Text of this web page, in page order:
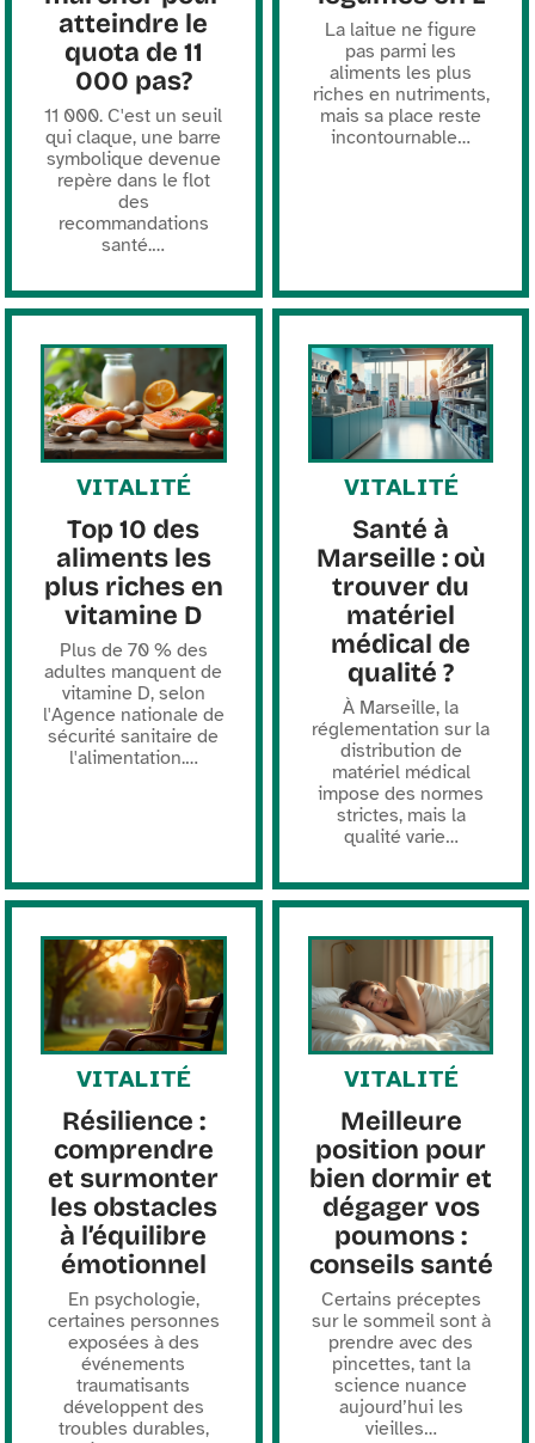
atteindre le
quota de 11
000 pas?
11 000. C'est un seuil
qui claque, une barre
symbolique devenue
repère dans le flot
des
recommandations
santé.…
La laitue ne figure
pas parmi les
aliments les plus
riches en nutriments,
mais sa place reste
incontournable…
VITALITÉ
Top 10 des
aliments les
plus riches en
vitamine D
Plus de 70 % des
adultes manquent de
vitamine D, selon
l'Agence nationale de
sécurité sanitaire de
l'alimentation.…
VITALITÉ
Santé à
Marseille : où
trouver du
matériel
médical de
qualité ?
À Marseille, la
réglementation sur la
distribution de
matériel médical
impose des normes
strictes, mais la
qualité varie…
VITALITÉ
Résilience :
comprendre
et surmonter
les obstacles
à l’équilibre
émotionnel
En psychologie,
certaines personnes
exposées à des
événements
traumatisants
développent des
troubles durables,
VITALITÉ
Meilleure
position pour
bien dormir et
dégager vos
poumons :
conseils santé
Certains préceptes
sur le sommeil sont à
prendre avec des
pincettes, tant la
science nuance
aujourd’hui les
vieilles…